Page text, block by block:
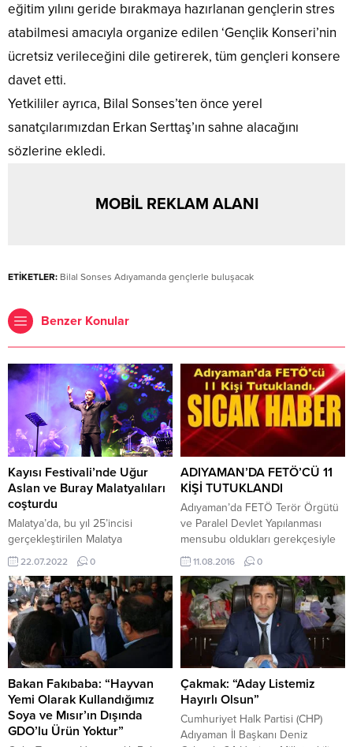
eğitim yılını geride bırakmaya hazırlanan gençlerin stres
atabilmesi amacıyla organize edilen ‘Gençlik Konseri’nin
ücretsiz verileceğini dile getirerek, tüm gençleri konsere
davet etti.
Yetkililer ayrıca, Bilal Sonses’ten önce yerel
sanatçılarımızdan Erkan Serttaş’ın sahne alacağını
sözlerine ekledi.
MOBİL REKLAM ALANI
ETİKETLER: Bilal Sonses Adıyamanda gençlerle buluşacak
Benzer Konular
Kayısı Festivali’nde Uğur
Aslan ve Buray Malatyalıları
coşturdu
Malatya’da, bu yıl 25’incisi
gerçekleştirilen Malatya
Uluslararası Kültür Sanat
Etkinlikleri ve Kayısı Festivali’nin
ilk gününde sahne alan Uğur
Aslan ve Buray, şarkılarıyla on
binleri doyasıya eğlendirdi. Kültür
ve Turizm Bakanlığı, Malatya
Valiliği ve Malatya Büyükşehir
Belediyesi tarafından organize
edilen ve bu yıl 25’inci Malatya
Uluslararası Kültür Sanat
Etkinlikleri ve Kayısı...
22.07.2022 0
ADIYAMAN’DA FETÖ’CÜ 11
KİŞİ TUTUKLANDI
Adıyaman’da FETÖ Terör Örgütü
ve Paralel Devlet Yapılanması
mensubu oldukları gerekçesiyle
adliyeye sevk edilen 12 kişiden
11’i tutuklandı. FETÖ/PDY TERÖR
ÖRGÜTÜ, Adıyaman’da gözaltına
alınan iş adamları, eğitim
sorumluları ve askeriyenin
imamının da aralarında iddia
edildiği 12 kişi önceki gün adli
makamlara sevk edilmişti..
Adıyaman Emniyet Müdürlüğü
Kaçakçılık ve Organize Suçlarla...
11.08.2016 0
Bakan Fakıbaba: “Hayvan
Yemi Olarak Kullandığımız
Soya ve Mısır’ın Dışında
GDO’lu Ürün Yoktur”
Çakmak: “Aday Listemiz
Hayırlı Olsun”
Cumhuriyet Halk Partisi (CHP)
Adıyaman İl Başkanı Deniz